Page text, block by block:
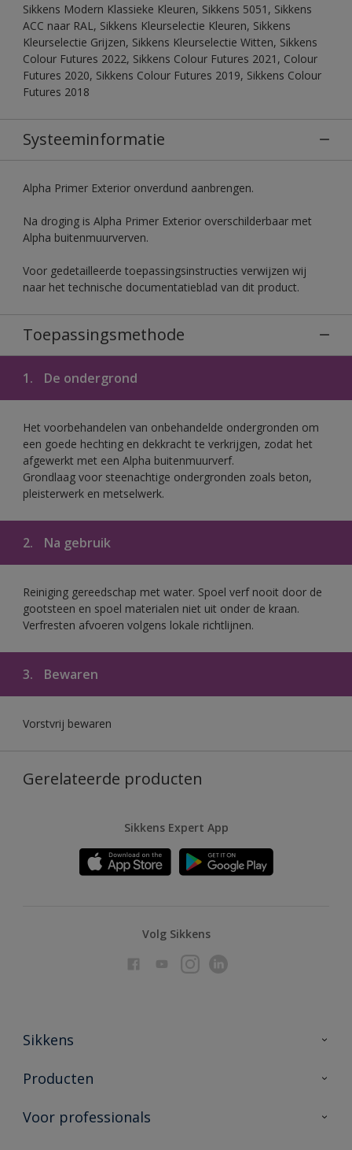
Sikkens Modern Klassieke Kleuren, Sikkens 5051, Sikkens
ACC naar RAL, Sikkens Kleurselectie Kleuren, Sikkens
Kleurselectie Grijzen, Sikkens Kleurselectie Witten, Sikkens
Colour Futures 2022, Sikkens Colour Futures 2021, Colour
Futures 2020, Sikkens Colour Futures 2019, Sikkens Colour
Futures 2018
Systeeminformatie
Alpha Primer Exterior onverdund aanbrengen.
Na droging is Alpha Primer Exterior overschilderbaar met
Alpha buitenmuurverven.
Voor gedetailleerde toepassingsinstructies verwijzen wij
naar het technische documentatieblad van dit product.
Toepassingsmethode
1. De ondergrond
Het voorbehandelen van onbehandelde ondergronden om
een goede hechting en dekkracht te verkrijgen, zodat het
afgewerkt met een Alpha buitenmuurverf.
Grondlaag voor steenachtige ondergronden zoals beton,
pleisterwerk en metselwerk.
2. Na gebruik
Reiniging gereedschap met water. Spoel verf nooit door de
gootsteen en spoel materialen niet uit onder de kraan.
Verfresten afvoeren volgens lokale richtlijnen.
3. Bewaren
Vorstvrij bewaren
Gerelateerde producten
Sikkens Expert App
Volg Sikkens
Sikkens
Over Sikkens
Duurzaamheid
Producten
Producten voor binnen
Voor professionals